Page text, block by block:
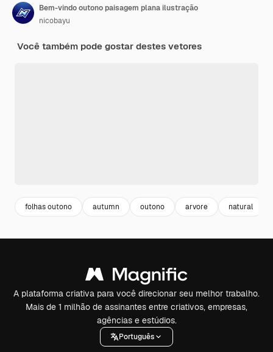
Bem-vindo outono paisagem plana ilustração
nicobayu
Você também pode gostar destes vetores
folhas outono autumn outono arvore natural
A plataforma criativa para você direcionar seu melhor trabalho.
Mais de 1 milhão de assinantes entre criativos, empresas,
agências e estúdios.
Português